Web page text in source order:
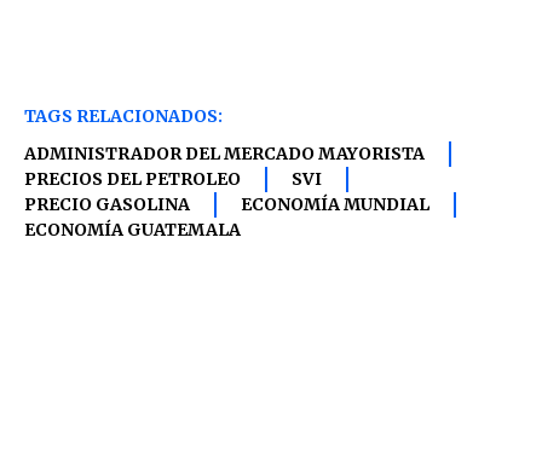
TAGS RELACIONADOS:
ADMINISTRADOR DEL MERCADO MAYORISTA
PRECIOS DEL PETROLEO
SVI
PRECIO GASOLINA
ECONOMÍA MUNDIAL
ECONOMÍA GUATEMALA